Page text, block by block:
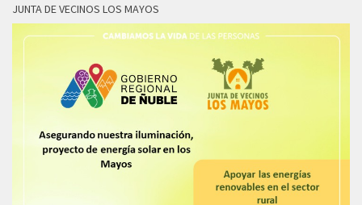
JUNTA DE VECINOS LOS MAYOS